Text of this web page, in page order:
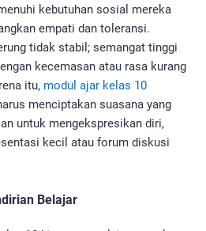
kebutuhan sosial mereka
empati dan toleransi.
tidak stabil; semangat tinggi
kecemasan atau rasa kurang
itu, modul ajar kelas 10
menciptakan suasana yang
untuk mengekspresikan diri,
kecil atau forum diskusi
Belajar